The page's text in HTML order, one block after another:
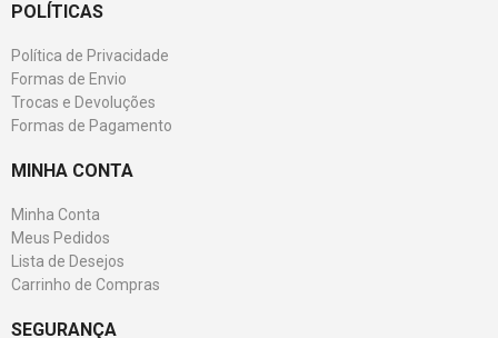
POLÍTICAS
Política de Privacidade
Formas de Envio
Trocas e Devoluções
Formas de Pagamento
MINHA CONTA
Minha Conta
Meus Pedidos
Lista de Desejos
Carrinho de Compras
SEGURANÇA